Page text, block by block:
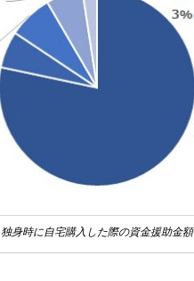
独身時に自宅購入した際の資金援助金額